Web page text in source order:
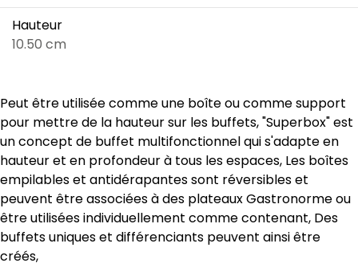
Hauteur
10.50 cm
Peut être utilisée comme une boîte ou comme support
pour mettre de la hauteur sur les buffets, "Superbox" est
un concept de buffet multifonctionnel qui s'adapte en
hauteur et en profondeur à tous les espaces, Les boîtes
empilables et antidérapantes sont réversibles et
peuvent être associées à des plateaux Gastronorme ou
être utilisées individuellement comme contenant, Des
buffets uniques et différenciants peuvent ainsi être
créés,